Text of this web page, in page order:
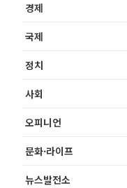
경제
국제
정치
사회
오피니언
문화·라이프
뉴스발전소